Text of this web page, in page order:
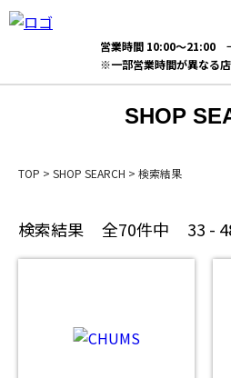
営業時間 10:00～21:00
※一部営業時間が異なる
SHOP
TOP > SHOP SEARCH > 検索結果
検索結果 全70件中 33 -